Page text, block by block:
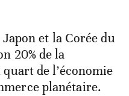
et la Corée du
20% de la
de l’économie
planétaire.